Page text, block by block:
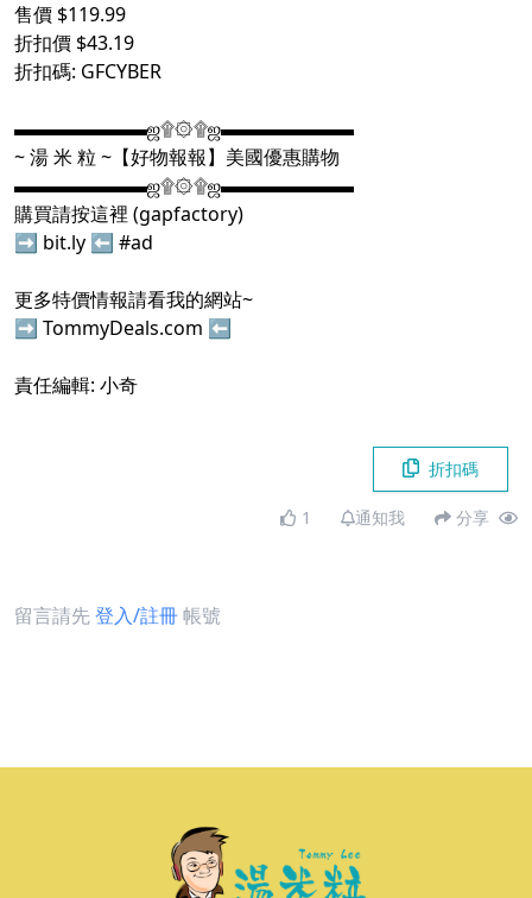
售價 $119.99
折扣價 $43.19
折扣碼: GFCYBER
▬▬▬▬▬▬▬ஜ۩۞۩ஜ▬▬▬▬▬▬▬
~ 湯 米 粒 ~【好物報報】美國優惠購物
▬▬▬▬▬▬▬ஜ۩۞۩ஜ▬▬▬▬▬▬▬
購買請按這裡 (gapfactory)
➡ bit.ly ⬅ #ad
更多特價情報請看我的網站~
➡ TommyDeals.com ⬅
責任編輯: 小奇
折扣碼
1 通知我 分享
留言請先登入/註冊帳號